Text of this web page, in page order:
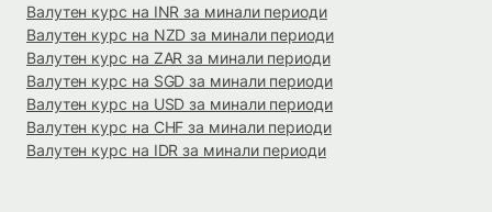
Валутен курс на INR за минали периоди
Валутен курс на NZD за минали периоди
Валутен курс на ZAR за минали периоди
Валутен курс на SGD за минали периоди
Валутен курс на USD за минали периоди
Валутен курс на CHF за минали периоди
Валутен курс на IDR за минали периоди